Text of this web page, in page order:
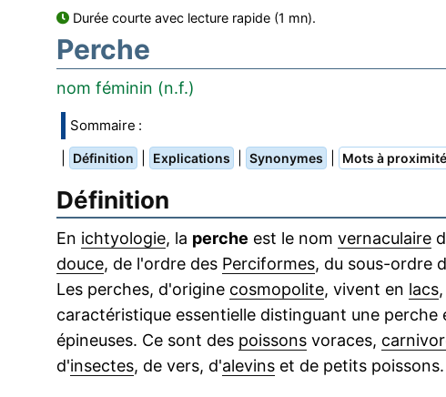
Durée courte avec lecture rapide (1 mn).
Perche
nom féminin (n.f.)
Sommaire :
Définition Explications Synonymes Mots à proximité
Définition
En ichtyologie, la perche est le nom vernaculaire
douce, de l'ordre des Perciformes, du sous-ordre
Les perches, d'origine cosmopolite, vivent en lacs,
caractéristique essentielle distinguant une perche
épineuses. Ce sont des poissons voraces,
d'insectes, de vers, d'alevins et de petits poissons.